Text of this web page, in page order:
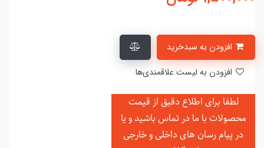
لطفا برای اطلاع دقیق از قیمت
محصولات با ما در تماس باشید و یا
در پیام رسان های داخلی و خارجی